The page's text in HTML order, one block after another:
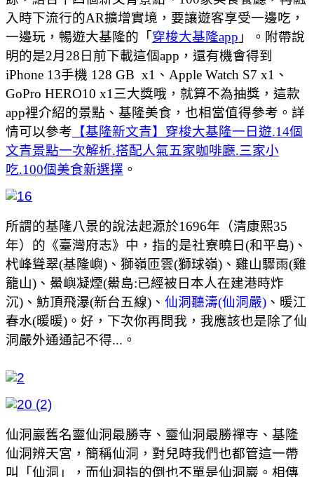
入時下流行的AR擴增實境，要讓遊客享受一邊吃，
一邊玩，暢遊大基隆的 「 穿梭大基隆app 」。附帶說
明的是2月28日前下載這個app，還有機會得到
iPhone 13手機 128 GB x1、Apple Watch S7 x1、
GoPro HERO10 x1三大獎哦，就算不為抽獎，這款
app裡介紹的景點、基隆美食，也相當值得參考。詳
情可以參考 【基隆新文青】穿梭大基隆一日遊.14個
文青景點一次解析.搭配人氣五家咖啡廳.三家小
吃.100個美食新選擇 。
所謂的基隆八景的說法起源於1696年（清康熙35
年）的《臺灣府志》中，指的是社寮曉日(和平島)、
杙峰聳翠(基隆嶼)、獅嶺匝雲(獅球嶺)、雞山驟雨(雞
籠山)、鱟嶼凝煙(鱟島:已經被日本人在建港時炸
沉)、魴頂飛瀑(新台五線)、 仙洞聽濤(仙洞嚴) 、暖江
春水(暖暖)。好，下次你再問我，我應該也是除了仙
洞嚴外通通記不得...。
仙洞巖舊名靈仙洞最勝寺、靈仙洞最勝禪寺、基隆
仙洞辨天宮，簡稱仙洞，對兒時我們也都管這一帶
叫「仙洞」，而仙洞指的倒也不單是仙洞巖。相傳